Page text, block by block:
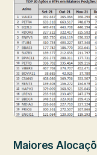
Maiores